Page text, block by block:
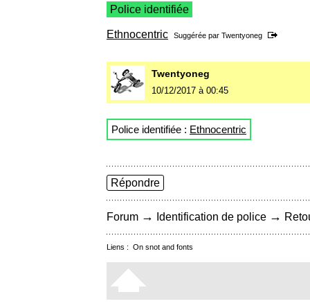
Police identifiée
Ethnocentric Suggérée par Twentyoneg
Twentyoneg
10/12/2017 à 00:45
Police identifiée : Ethnocentric
Répondre
Forum → Identification de police →
Liens : On snot and fonts